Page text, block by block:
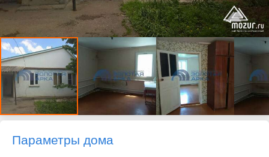
Параметры дома